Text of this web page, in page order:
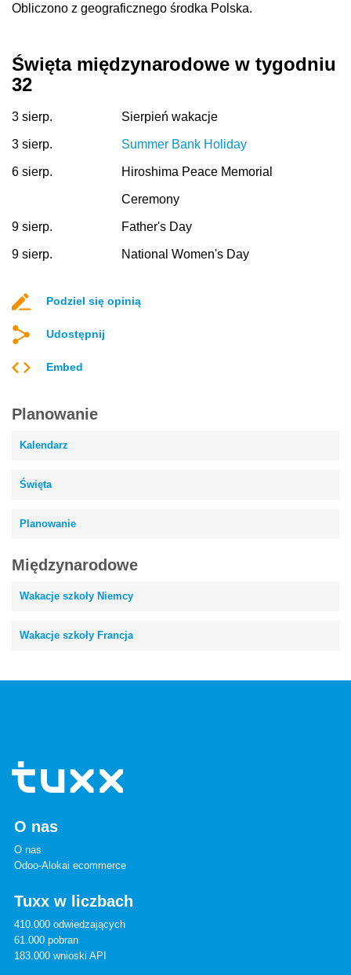
Obliczono z geograficznego środka Polska.
Święta międzynarodowe w tygodniu
32
3 sierp. Sierpień wakacje
3 sierp. Summer Bank Holiday
6 sierp. Hiroshima Peace Memorial
Ceremony
9 sierp. Father's Day
9 sierp. National Women's Day
Podziel się opinią
Udostępnij
Embed
Planowanie
Kalendarz
Święta
Planowanie
Międzynarodowe
Wakacje szkoły Niemcy
Wakacje szkoły Francja
O nas
O nas
Odoo-Alokai ecommerce
Tuxx w liczbach
410.000 odwiedzających
61.000 pobran
183.000 wnioski API